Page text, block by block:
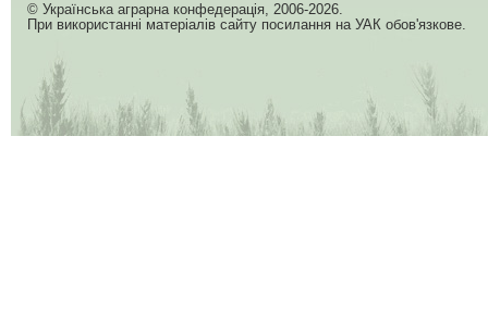
© Українська аграрна конфедерація, 2006-2026.
При використанні матеріалів сайту посилання на УАК обов'язкове.